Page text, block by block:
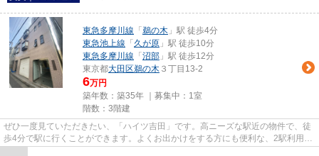
東急多摩川線 「 鵜の木 」駅 徒歩4分
東急池上線 「 久が原 」駅 徒歩10分
東急多摩川線 「 沼部 」駅 徒歩12分
東京都大田区鵜の木 ３丁目13-2
6万円
築年数：築35年 ｜募集中： 1室
階数：3階建
ぜひ一度見ていただきたい、「ハイツ吉田」です。高ニーズな駅近の物件で、徒
歩4分で駅に行くことができます。よくお出かけをする方にも便利な、2駅利用可